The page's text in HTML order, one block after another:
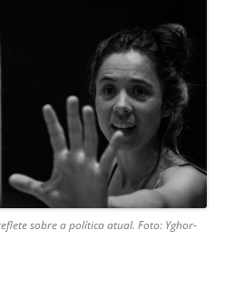
sobre a política atual. Foto: Yghor-